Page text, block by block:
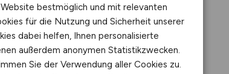
bestmöglich und mit relevanten
für die Nutzung und Sicherheit unserer
dabei helfen, Ihnen personalisierte
außerdem anonymen Statistikzwecken.
Sie der Verwendung aller Cookies zu.